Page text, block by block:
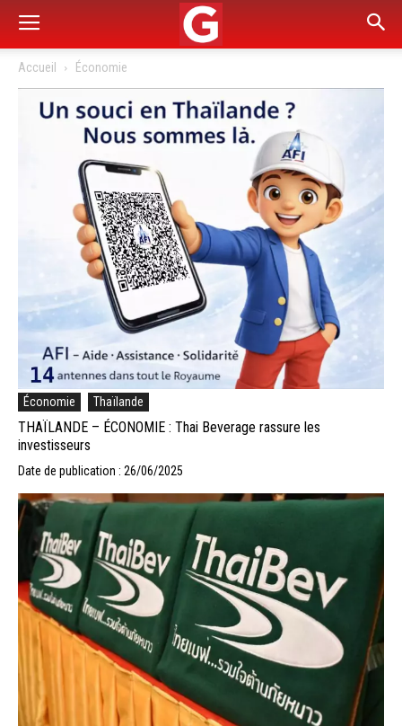
Accueil Économie
Économie Thaïlande
THAÏLANDE – ÉCONOMIE : Thai Beverage rassure les
investisseurs
Date de publication : 26/06/2025